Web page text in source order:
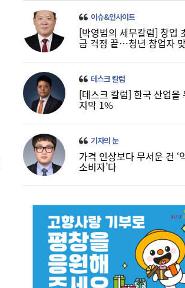
이슈&인사이트
[박영범의 세무칼럼] 창업
금 걱정 끝…청년 창업자
데스크 칼럼
[데스크 칼럼] 한국 산업을
지막 1%
기자의 눈
가격 인상보다 무서운 건 ‘
소비자’다